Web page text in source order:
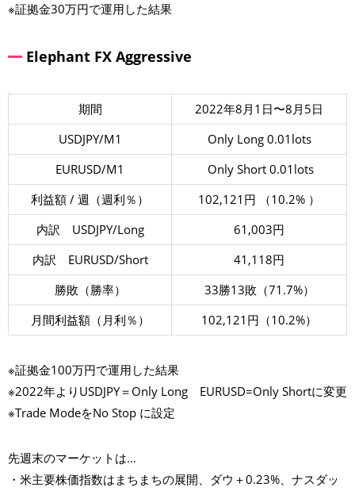
※証拠金30万円で運用した結果
Elephant FX Aggressive
期間
2022年8月1日〜8月5日
USDJPY/M1
Only Long 0.01lots
EURUSD/M1
Only Short 0.01lots
利益額 / 週（週利％）
102,121円 （10.2% ）
内訳 USDJPY/Long
61,003円
内訳 EURUSD/Short
41,118円
勝敗（勝率）
33勝13敗（71.7%）
月間利益額（月利％）
102,121円（10.2%）
※証拠金100万円で運用した結果
※2022年よりUSDJPY＝Only Long EURUSD=Only Shortに変更
※Trade ModeをNo Stop に設定
先週末のマーケットは…
・米主要株価指数はまちまちの展開、ダウ＋0.23%、ナスダッ